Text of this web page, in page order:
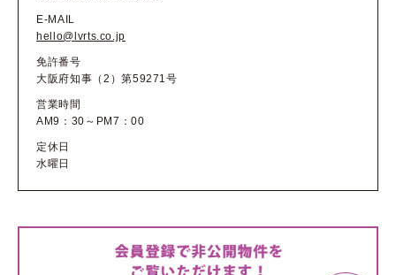
E-MAIL
hello@lvrts.co.jp
免許番号
大阪府知事（2）第59271号
営業時間
AM9：30～PM7：00
定休日
水曜日